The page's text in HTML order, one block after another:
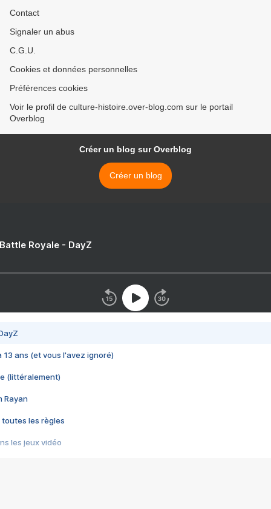
Contact
Signaler un abus
C.G.U.
Cookies et données personnelles
Préférences cookies
Voir le profil de culture-histoire.over-blog.com sur le portail
Overblog
Créer un blog sur Overblog
Créer un blog
Royale - DayZ
13 ans (et vous l'avez ignoré)
(littéralement)
Rayan
toutes les règles
les jeux vidéo